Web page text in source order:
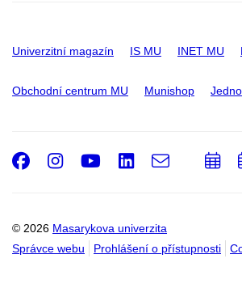
Univerzitní magazín IS MU INET MU
Obchodní centrum MU Munishop
© 2026 Masarykova univerzita
Správce webu
Prohlášení o přístupnosti
Facebook
Instagram
Youtube
LinkedIn
e-